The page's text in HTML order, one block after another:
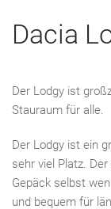
Dacia
Der Lodgy ist
Stauraum für alle.
Der Lodgy ist ein
sehr viel Platz.
Gepäck selbst
und bequem für